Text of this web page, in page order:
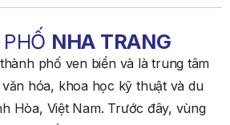
TB-VNT: Kết Quả Lựa Chọn Đơn Vị Tổ
Đối Với Ca Nô 200CV VNT 02 Biển
TB-VNT Năm 2026 V/v Đính Chính
VNT Ngày 18/05/2026 Của Ban
NHA TRANG
phố ven biển và là trung tâm
hóa, khoa học kỹ thuật và du
Hòa, Việt Nam. Trước đây, vùng